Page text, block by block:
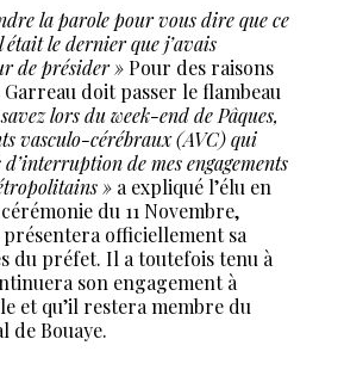
la parole pour vous dire que ce
le dernier que j’avais
de présider » Pour des raisons
Garreau doit passer le flambeau
lors du week-end de Pâques,
vasculo-cérébraux (AVC) qui
de mes engagements
» a expliqué l’élu en
du 11 Novembre,
présentera officiellement sa
du préfet. Il a toutefois tenu à
son engagement à
et qu’il restera membre du
de Bouaye.